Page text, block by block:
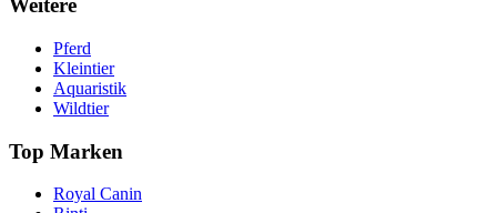
Weitere
Pferd
Kleintier
Aquaristik
Wildtier
Top Marken
Royal Canin